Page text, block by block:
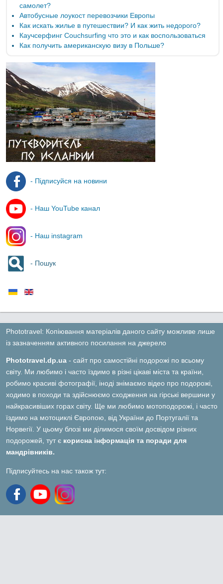
самолет?
Автобусные лоукост перевозчики Европы
Как искать жилье в путешествии? И как жить недорого?
Каучсерфинг Couchsurfing что это и как воспользоваться
Как получить американскую визу в Польше?
- Підписуйся на новини
- Наш YouTube канал
- Наш instagram
- Пошук
Phototravel: Копіювання матеріалів даного сайту можливе лише
із зазначенням активного посилання на джерело
Phototravel.dp.ua - сайт про самостійні подорожі по всьому
світу. Ми любимо і часто їздимо в різні цікаві міста та країни,
робимо красиві фотографії, іноді знімаємо відео про подорожі,
ходимо в походи та здійснюємо сходження на гірські вершини у
найкрасивіших горах світу. Ще ми любимо мотоподорожі, і часто
їздимо на мотоциклі Європою, від України до Португалії та
Норвегії. У цьому блозі ми ділимося своїм досвідом різних
подорожей, тут є корисна інформація та поради для
мандрівників.
Підписуйтесь на нас також тут: